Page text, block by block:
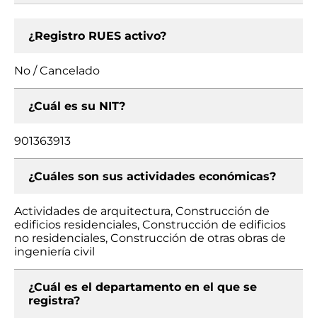
¿Registro RUES activo?
No / Cancelado
¿Cuál es su NIT?
901363913
¿Cuáles son sus actividades económicas?
Actividades de arquitectura, Construcción de
edificios residenciales, Construcción de edificios
no residenciales, Construcción de otras obras de
ingeniería civil
¿Cuál es el departamento en el que se
registra?